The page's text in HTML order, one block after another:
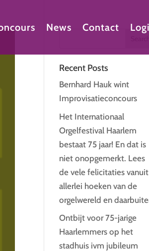
News Contact
Recent Posts
Bernhard Hauk wint
Improvisatieconcours
Het Internationaal
Orgelfestival Haarlem
bestaat 75 jaar! En dat is
niet onopgemerkt. Lees
de vele felicitaties vanuit
allerlei hoeken van de
orgelwereld en
Ontbijt voor 75-jarige
Haarlemmers op het
stadhuis ivm jubileum